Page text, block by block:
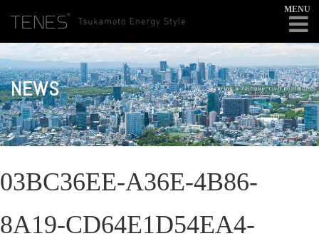
MENU
NEWS
03BC36EE-A36E-4B86-
8A19-CD64E1D54EA4-